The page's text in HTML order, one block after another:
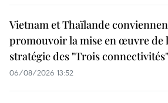
Vietnam et Thaïlande
promouvoir la mise en œuvre de
stratégie des "Trois connectivités"
06/08/2026 13:52